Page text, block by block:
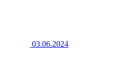
03.06.2024